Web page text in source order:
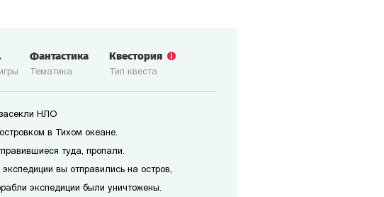
Тематика
Фантастика
Тип квеста
Квестория
НЛО
в Тихом океане.
туда, пропали.
вы отправились на остров,
экспедиции были уничтожены.